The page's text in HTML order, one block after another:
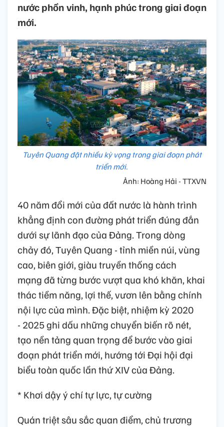
nước phồn vinh, hạnh phúc trong giai đoạn
mới.
Tuyên Quang đặt nhiều kỳ vọng trong giai đoạn phát
triển mới.
Ảnh: Hoàng Hải - TTXVN
40 năm đổi mới của đất nước là hành trình
khẳng định con đường phát triển đúng đắn
dưới sự lãnh đạo của Đảng. Trong dòng
chảy đó, Tuyên Quang - tỉnh miền núi, vùng
cao, biên giới, giàu truyền thống cách
mạng đã từng bước vượt qua khó khăn, khai
thác tiềm năng, lợi thế, vươn lên bằng chính
nội lực của mình. Đặc biệt, nhiệm kỳ 2020
- 2025 ghi dấu những chuyển biến rõ nét,
tạo nền tảng quan trọng để bước vào giai
đoạn phát triển mới, hướng tới Đại hội đại
biểu toàn quốc lần thứ XIV của Đảng.
* Khơi dậy ý chí tự lực, tự cường
Quán triệt sâu sắc quan điểm, chủ trương